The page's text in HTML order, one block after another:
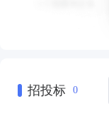
招投标 0